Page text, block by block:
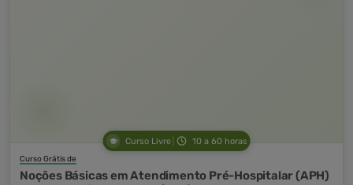
Curso Livre 10 a 60 horas
Curso Grátis de
Noções Básicas em Atendimento Pré-Hospitalar (APH)